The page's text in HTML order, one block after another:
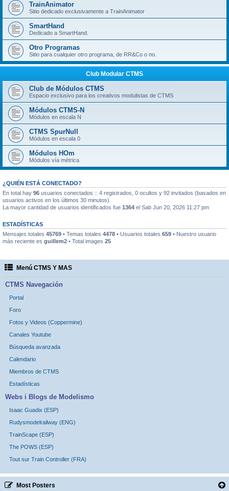
TrainAnimator
Sitio dedicado exclusivamente a TrainAnimator
SmartHand
Dedicado a SmartHand.
Otro Programas
Sitio para cualquier otro programa, de RR&Co o no.
Club Modular CTMS
Club de Módulos CTMS
Espacio exclusivo para los creativos modulistas de CTMS
Módulos CTMS-N
Módulos en escala N
CTMS SpurNull
Módulos en escala 0
Módulos HOm
Módulos vía métrica
¿QUIÉN ESTÁ CONECTADO?
En total hay 96 usuarios conectados :: 4 registrados, 0 ocultos y 92 invitados (basados en
usuarios activos en los últimos 30 minutos)
La mayor cantidad de usuarios identificados fue 1364 el Sab Jun 20, 2026 11:27 pm
ESTADÍSTICAS
Mensajes totales 45769 • Temas totales 4478 • Usuarios totales 659 • Nuestro usuario
más reciente es guillem2 • Total images 25
Menú CTMS Y MAS
CTMS Navegación
Portal
Foro
Fotos y Videos (Coppermine)
Canales Youtube
Búsqueda avanzada
Calendario
Miembros de CTMS
Estadísticas
Webs i Blogs de Modelismo
Isaac Guadix (ESP)
Rudysmodelrailway (ENG)
TrainScape (ESP)
The POWS (ESP)
Tout sur Train Controller (FRA)
Most Posters